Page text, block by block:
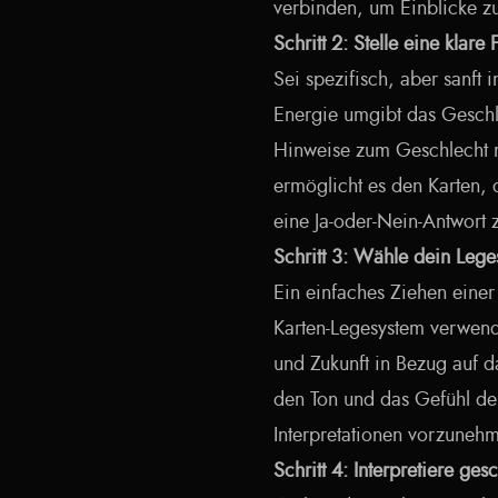
verbinden, um Einblicke
Schritt 2: Stelle eine klare
Sei spezifisch, aber sanft
Energie umgibt das
Hinweise zum
ermöglicht es den Karten,
eine Ja-oder-Nein-Antwort
Schritt 3: Wähle dein
Ein einfaches Ziehen
Karten-Legesystem
und Zukunft in Bezug auf
den Ton und das Gefühl
Interpretationen
Schritt 4: Interpretiere